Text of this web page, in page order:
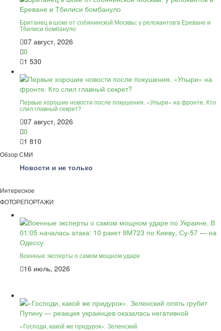
Британец в шоке от собянинской Москвы: у релокантов в Ереване и
Тбилиси бомбануло
07 август, 2026
0
1 530
Первые хорошие новости после покушения. «Упыри» на фронте. Кто
слил главный секрет?
07 август, 2026
0
1 810
Обзор СМИ
Новости и не только
Интересное
ФОТОРЕПОРТАЖИ
Военные эксперты о самом мощном ударе
16 июль, 2026
«Господи, какой же придурок». Зеленский